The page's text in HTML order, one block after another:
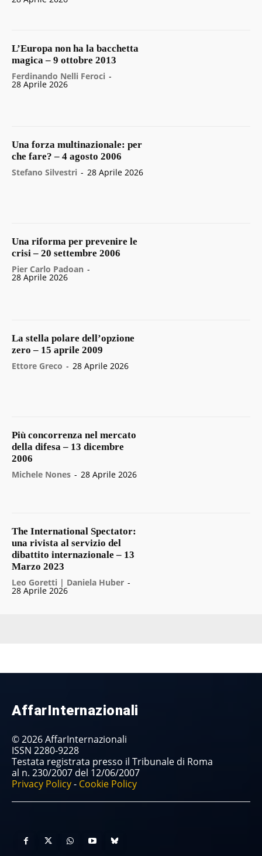
L’Europa non ha la bacchetta
magica – 9 ottobre 2013
Ferdinando Nelli Feroci -
28 Aprile 2026
Una forza multinazionale: per
che fare? – 4 agosto 2006
Stefano Silvestri - 28 Aprile 2026
Una riforma per prevenire le
crisi – 20 settembre 2006
Pier Carlo Padoan -
28 Aprile 2026
La stella polare dell’opzione
zero – 15 aprile 2009
Ettore Greco - 28 Aprile 2026
Più concorrenza nel mercato
della difesa – 13 dicembre
2006
Michele Nones - 28 Aprile 2026
The International Spectator:
una rivista al servizio del
dibattito internazionale – 13
Marzo 2023
Leo Goretti | Daniela Huber -
28 Aprile 2026
AffarInternazionali
© 2026 AffarInternazionali
ISSN 2280-9228
Testata registrata presso il Tribunale di Roma
al n. 230/2007 del 12/06/2007
Privacy Policy- Cookie Policy